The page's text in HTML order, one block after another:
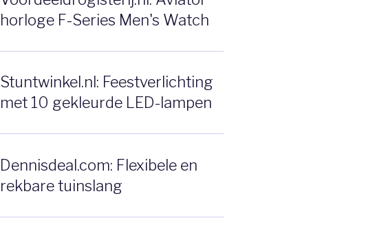
horloge F-Series Men's Watch
Stuntwinkel.nl: Feestverlichting
met 10 gekleurde LED-lampen
Dennisdeal.com: Flexibele en
rekbare tuinslang